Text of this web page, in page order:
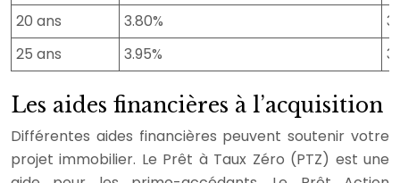
20 ans
3.80%
25 ans
3.95%
Les aides financières à l’acquisition
Différentes aides financières peuvent soutenir votre
projet immobilier. Le Prêt à Taux Zéro (PTZ) est une